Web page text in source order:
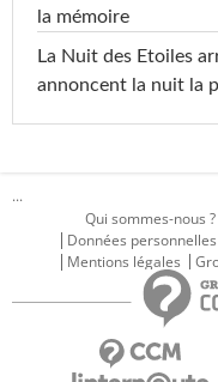
la mémoire
La Nuit des Etoiles
annoncent la nuit la
...
Qui sommes-nous ?
Données personnelles
Mentions légales